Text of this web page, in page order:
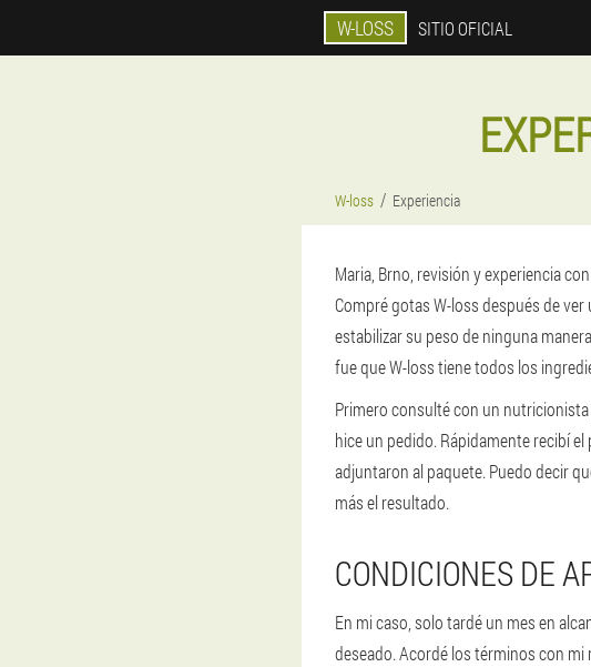
W-LOSS SITIO OFICIAL
W-loss Experiencia
Maria, Brno, revisión y experiencia
Compré gotas W-loss después de
estabilizar su peso de ninguna
fue que W-loss tiene todos los
Primero consulté con un
hice un pedido. Rápidamente recibí
adjuntaron al paquete. Puedo decir
más el resultado.
CONDICIONES DE
En mi caso, solo tardé un mes en
deseado. Acordé los términos con mi